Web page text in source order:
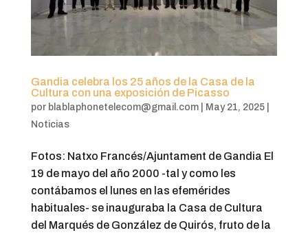
Gandia celebra los 25 años de la Casa de la
Cultura con una exposición de Picasso
por blablaphonetelecom@gmail.com| May 21, 2025|
Noticias
Fotos: Natxo Francés/Ajuntament de Gandia El
19 de mayo del año 2000 -tal y como les
contábamos el lunes en las efemérides
habituales- se inauguraba la Casa de Cultura
del Marqués de González de Quirós, fruto de la